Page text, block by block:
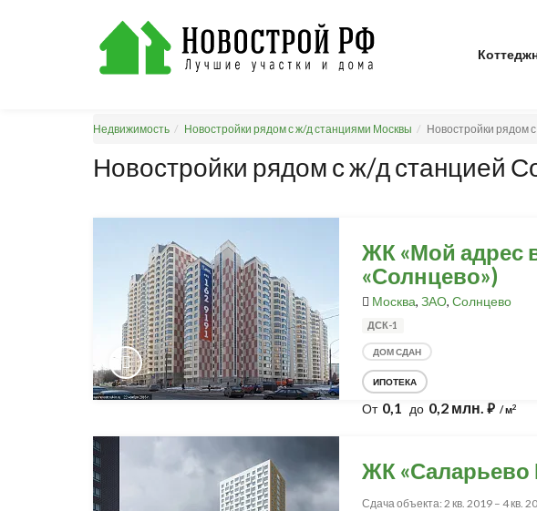
Недвижимость Новостройки рядом с ж/д станциями Москвы Новостройки рядом
Новостройки рядом с ж/д станцией
ЖК «Мой адрес
«Солнцево»)
Москва, ЗАО, Солнцево
ДСК-1
ДОМ СДАН
ИПОТЕКА
От 0,1 до 0,2 млн. ⃏ / м2
ЖК «Саларьево
Сдача объекта: 2 кв. 2019 – 4 кв.